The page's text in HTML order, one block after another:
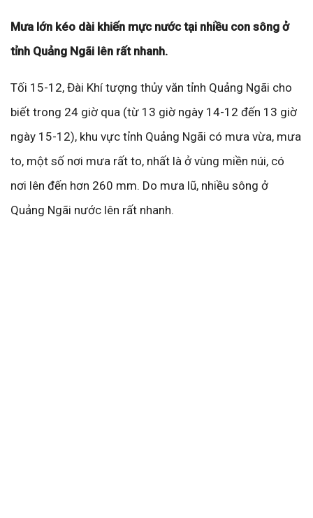
Mưa lớn kéo dài khiến mực nước tại nhiều con sông ở
tỉnh Quảng Ngãi lên rất nhanh.
Tối 15-12, Đài Khí tượng thủy văn tỉnh Quảng Ngãi cho
biết trong 24 giờ qua (từ 13 giờ ngày 14-12 đến 13 giờ
ngày 15-12), khu vực tỉnh Quảng Ngãi có mưa vừa, mưa
to, một số nơi mưa rất to, nhất là ở vùng miền núi, có
nơi lên đến hơn 260 mm. Do mưa lũ, nhiều sông ở
Quảng Ngãi nước lên rất nhanh.